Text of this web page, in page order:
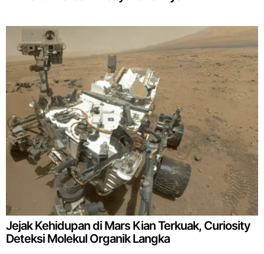
Jejak Kehidupan di Mars Kian Terkuak, Curiosity
Deteksi Molekul Organik Langka